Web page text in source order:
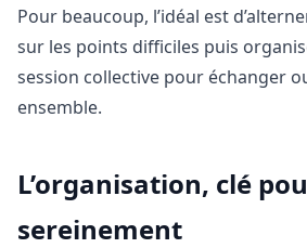
Pour beaucoup, l’idéal est
sur les points difficiles puis
session collective pour échanger
ensemble.
L’organisation, clé
sereinement